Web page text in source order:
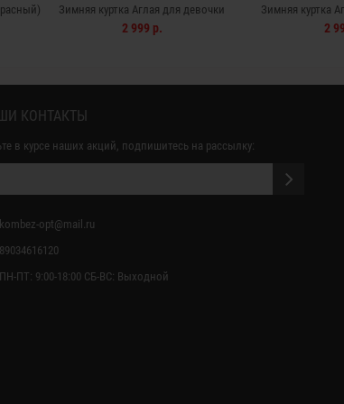
Зимняя куртка Аглая для девочки
(металлик)
2 999 р.
Зимняя куртка
2
КОНТАКТЫ
в курсе наших акций, подпишитесь на рассылку:
kombez-opt@mail.ru
89034616120
ПН-ПТ: 9:00-18:00 СБ-ВС: Выходной